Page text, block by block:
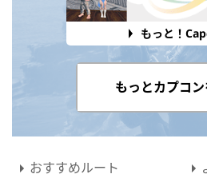
もっと！
もっとカプコ
おすすめルート